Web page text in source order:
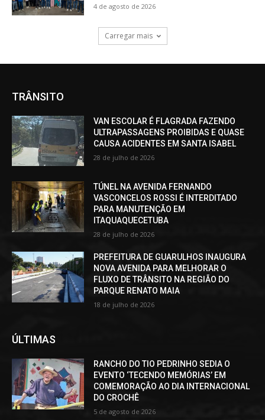
4 de agosto de 2026
Carregar mais
TRÂNSITO
VAN ESCOLAR É FLAGRADA FAZENDO
ULTRAPASSAGENS PROIBIDAS E QUASE
CAUSA ACIDENTES EM SANTA ISABEL
28 de julho de 2026
TÚNEL NA AVENIDA FERNANDO
VASCONCELOS ROSSI É INTERDITADO
PARA MANUTENÇÃO EM
ITAQUAQUECETUBA
28 de julho de 2026
PREFEITURA DE GUARULHOS INAUGURA
NOVA AVENIDA PARA MELHORAR O
FLUXO DE TRÂNSITO NA REGIÃO DO
PARQUE RENATO MAIA
18 de julho de 2026
ÚLTIMAS
RANCHO DO TIO PEDRINHO SEDIA O
EVENTO ‘TECENDO MEMÓRIAS’ EM
COMEMORAÇÃO AO DIA INTERNACIONAL
DO CROCHÊ
5 de agosto de 2026